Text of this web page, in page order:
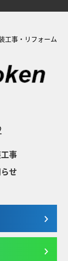
工事・リフォーム
事
せ